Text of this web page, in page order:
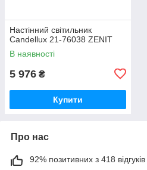
Настінний світильник
Candellux 21-76038 ZENIT
В наявності
5 976 ₴
Купити
Про нас
92% позитивних з 418 відгуків